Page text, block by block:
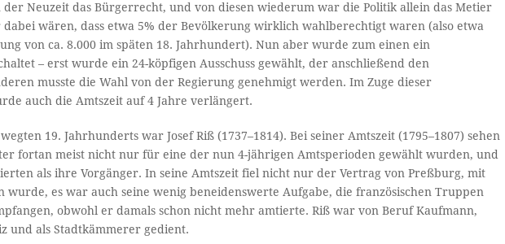
der Neuzeit das Bürgerrecht, und von diesen wiederum war die Politik allein das Metier
wären, dass etwa 5% der Bevölkerung wirklich wahlberechtigt waren (also etwa
von ca. 8.000 im späten 18. Jahrhundert). Nun aber wurde zum einen ein
– erst wurde ein 24-köpfigen Ausschuss gewählt, der anschließend den
musste die Wahl von der Regierung genehmigt werden. Im Zuge dieser
auch die Amtszeit auf 4 Jahre verlängert.
19. Jahrhunderts war Josef Riß (1737–1814). Bei seiner Amtszeit (1795–1807) sehen
fortan meist nicht nur für eine der nun 4-jährigen Amtsperioden gewählt wurden, und
als ihre Vorgänger. In seine Amtszeit fiel nicht nur der Vertrag von Preßburg, mit
wurde, es war auch seine wenig beneidenswerte Aufgabe, die französischen Truppen
obwohl er damals schon nicht mehr amtierte. Riß war von Beruf Kaufmann,
und als Stadtkämmerer gedient.